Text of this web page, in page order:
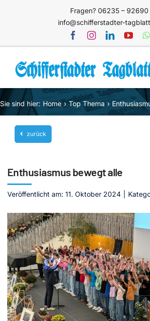
Fragen? 06235 – 92690
info@schifferstadter-
Home
Themen
Blog
Service
Mediathek
Jetzt abonnieren
Kontakt
Sie sind hier: Home Top Thema
zurück
Enthusiasmus bewegt alle
Veröffentlicht am: 11. Oktober 2024